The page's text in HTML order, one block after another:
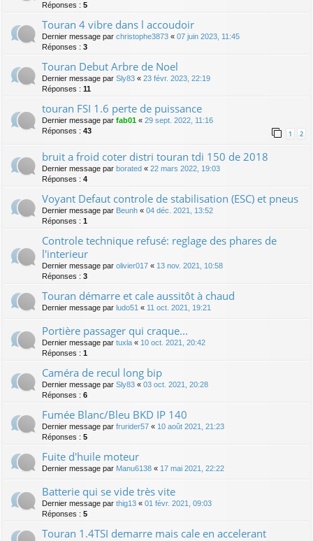
Réponses : 5
Touran 4 vibre dans l accoudoir
Dernier message par christophe3873 « 07 juin 2023, 11:45
Réponses : 3
Touran Debut Arbre de Noel
Dernier message par Sly83 « 23 févr. 2023, 22:19
Réponses : 11
touran FSI 1.6 perte de puissance
Dernier message par fab01 « 29 sept. 2022, 11:16
Réponses : 43 1 2
bruit a froid coter distri touran tdi 150 de 2018
Dernier message par borated « 22 mars 2022, 19:03
Réponses : 4
Voyant Defaut controle de stabilisation (ESC) et pneus
Dernier message par Beunh « 04 déc. 2021, 13:52
Réponses : 1
Controle technique refusé: reglage des phares de
l'interieur
Dernier message par olivier017 « 13 nov. 2021, 10:58
Réponses : 3
Touran démarre et cale aussitôt à chaud
Dernier message par ludo51 « 11 oct. 2021, 19:21
Portière passager qui craque...
Dernier message par tuxla « 10 oct. 2021, 20:42
Réponses : 1
Caméra de recul long bip
Dernier message par Sly83 « 03 oct. 2021, 20:28
Réponses : 6
Fumée Blanc/Bleu BKD IP 140
Dernier message par frurider57 « 10 août 2021, 21:23
Réponses : 5
Fuite d'huile moteur
Dernier message par Manu6138 « 17 mai 2021, 22:22
Batterie qui se vide très vite
Dernier message par thig13 « 01 févr. 2021, 09:03
Réponses : 5
Touran 1.4TSI demarre mais cale en accelerant